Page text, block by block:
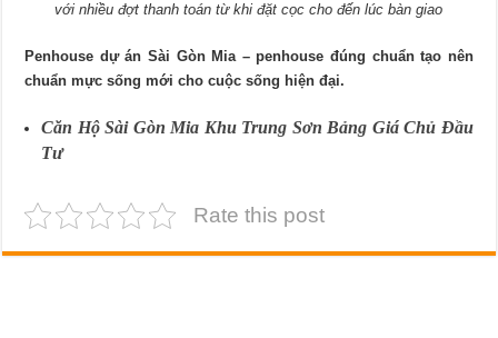
với nhiều đợt thanh toán từ khi đặt cọc cho đến lúc bàn giao
Penhouse dự án Sài Gòn Mia – penhouse đúng chuẩn tạo nên
chuẩn mực sống mới cho cuộc sống hiện đại.
Căn Hộ Sài Gòn Mia Khu Trung Sơn Bảng Giá Chủ Đầu
Tư
Rate this post